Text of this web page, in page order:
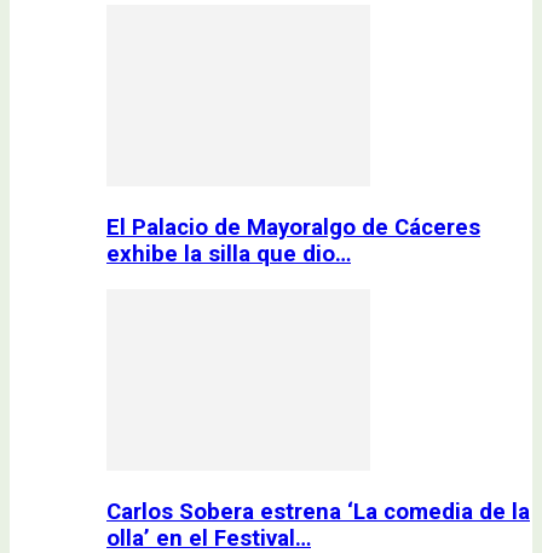
El Palacio de Mayoralgo de Cáceres
exhibe la silla que dio…
Carlos Sobera estrena ‘La comedia de la
olla’ en el Festival…